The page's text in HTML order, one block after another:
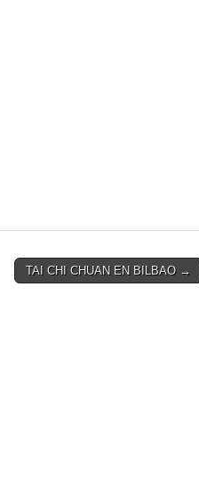
TAI CHI CHUAN EN BILBAO →